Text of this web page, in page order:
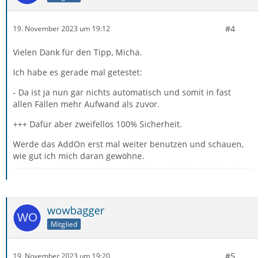
19. November 2023 um 19:12 #4
Vielen Dank für den Tipp, Micha.
Ich habe es gerade mal getestet:
- Da ist ja nun gar nichts automatisch und somit in fast
allen Fällen mehr Aufwand als zuvor.
+++ Dafür aber zweifellos 100% Sicherheit.
Werde das AddOn erst mal weiter benutzen und schauen,
wie gut ich mich daran gewöhne.
wowbagger
Mitglied